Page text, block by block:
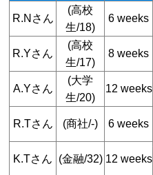
R.Nさん
(高校
生/18)
6 weeks
R.Yさん
(高校
生/17)
8 weeks
A.Yさん
(大学
生/20)
12 weeks
R.Tさん (商社/-) 6 weeks
K.Tさん (金融/32) 12 weeks